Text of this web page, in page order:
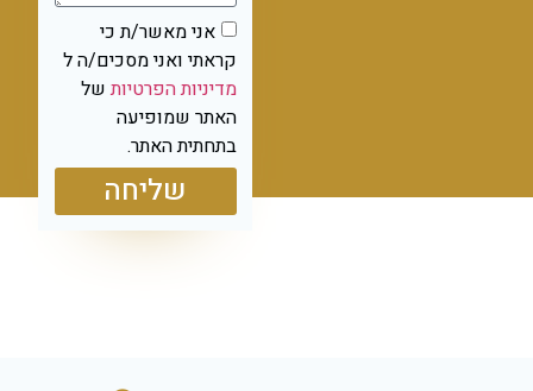
אני מאשר/ת כי
קראתי ואני מסכים/ה ל
מדיניות הפרטיותשל
האתר שמופיעה
בתחתית האתר.
שליחה